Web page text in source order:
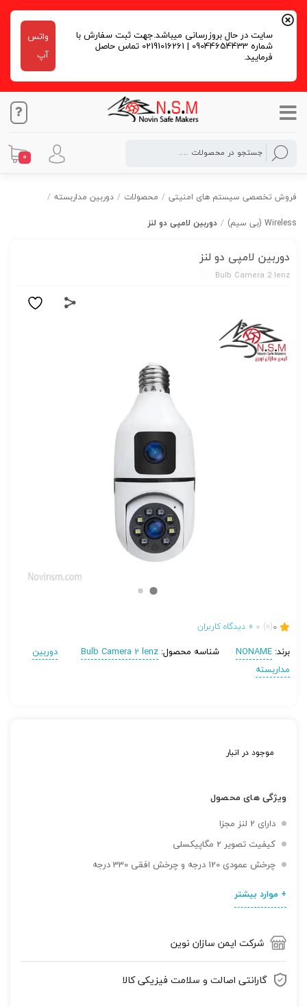
سایت در حال بروزرسانی میباشد.جهت ثبت سفارش با
شماره 09044654433 | 02191016261 تماس حاصل
فرمایید.
واتس
آپ
0
فروش تخصصی سیستم های امنیتی / محصولات / دوربین مداربسته /
Wireless (بی سیم)
/ دوربین لامپی دو لنز
دوربین لامپی دو لنز
Bulb Camera 2 lenz
0
(0)
0 دیدگاه کاربران
برند: NONAME شناسه محصول: Bulb Camera 2 lenz
دوربین
مداربسته
موجود در انبار
ویژگی های محصول
دارای 2 لنز مجزا
کیفیت تصویر 2 مگاپیکسلی
چرخش عمودی 120 درجه و چرخش افقی 330 درجه
+ موارد بیشتر
شرکت ایمن سازان نوین
گارانتی اصالت و سلامت فیزیکی کالا
تصاویر رسمی